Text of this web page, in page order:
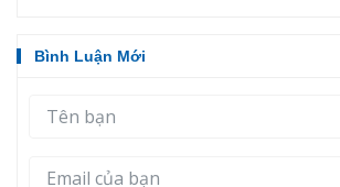
Bình Luận Mới